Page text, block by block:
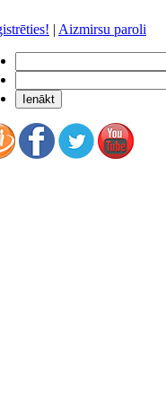
| Aizmirsu paroli